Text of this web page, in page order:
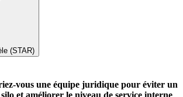
(STAR)
vous une équipe juridique pour éviter un
et améliorer le niveau de service interne